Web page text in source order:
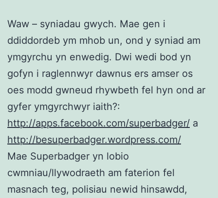
Waw – syniadau gwych. Mae gen i
ddiddordeb ym mhob un, ond y syniad am
ymgyrchu yn enwedig. Dwi wedi bod yn
gofyn i raglennwyr dawnus ers amser os
oes modd gwneud rhywbeth fel hyn ond ar
gyfer ymgyrchwyr iaith?:
http://apps.facebook.com/superbadger/ a
http://besuperbadger.wordpress.com/
Mae Superbadger yn lobio
cwmniau/llywodraeth am faterion fel
masnach teg, polisiau newid hinsawdd,